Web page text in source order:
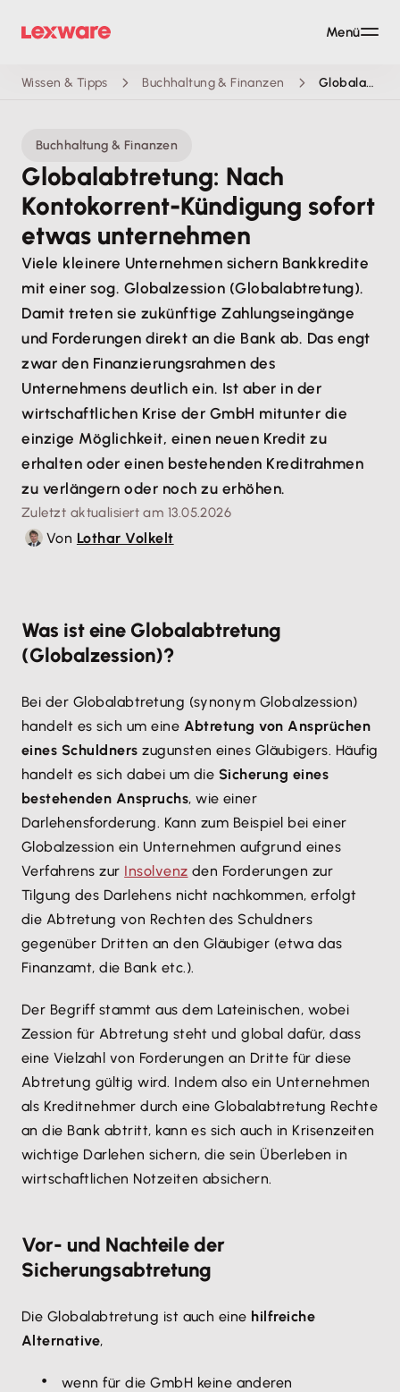
Wissen & Tipps Buchhaltung & Finanzen Globalabtretung: Nach Kontokorrent-Kündigung sofort etwas unternehmen
Buchhaltung & Finanzen
Globalabtretung: Nach
Kontokorrent-Kündigung sofort
etwas unternehmen
Viele kleinere Unternehmen sichern Bankkredite
mit einer sog. Globalzession (Globalabtretung).
Damit treten sie zukünftige Zahlungseingänge
und Forderungen direkt an die Bank ab. Das engt
zwar den Finanzierungsrahmen des
Unternehmens deutlich ein. Ist aber in der
wirtschaftlichen Krise der GmbH mitunter die
einzige Möglichkeit, einen neuen Kredit zu
erhalten oder einen bestehenden Kreditrahmen
zu verlängern oder noch zu erhöhen.
Zuletzt aktualisiert am 13.05.2026
Von Lothar Volkelt
Was ist eine Globalabtretung
(Globalzession)?
Bei der Globalabtretung (synonym Globalzession)
handelt es sich um eine Abtretung von Ansprüchen
eines Schuldners zugunsten eines Gläubigers. Häufig
handelt es sich dabei um die Sicherung eines
bestehenden Anspruchs, wie einer
Darlehensforderung. Kann zum Beispiel bei einer
Globalzession ein Unternehmen aufgrund eines
Verfahrens zur Insolvenz den Forderungen zur
Tilgung des Darlehens nicht nachkommen, erfolgt
die Abtretung von Rechten des Schuldners
gegenüber Dritten an den Gläubiger (etwa das
Finanzamt, die Bank etc.).
Der Begriff stammt aus dem Lateinischen, wobei
Zession für Abtretung steht und global dafür, dass
eine Vielzahl von Forderungen an Dritte für diese
Abtretung gültig wird. Indem also ein Unternehmen
als Kreditnehmer durch eine Globalabtretung Rechte
an die Bank abtritt, kann es sich auch in Krisenzeiten
wichtige Darlehen sichern, die sein Überleben in
wirtschaftlichen Notzeiten absichern.
Vor- und Nachteile der
Sicherungsabtretung
Die Globalabtretung ist auch eine hilfreiche
Alternative,
wenn für die GmbH keine anderen
Menü